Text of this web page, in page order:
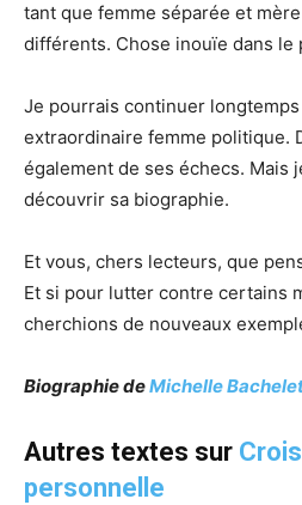
tant que femme séparée et
différents. Chose inouïe dans le
Je pourrais continuer
extraordinaire femme politique.
également de ses échecs. Mais
découvrir sa biographie.
Et vous, chers lecteurs, que
Et si pour lutter contre certains
cherchions de nouveaux
Biographie deMichelle
Autres textes sur
personnelle